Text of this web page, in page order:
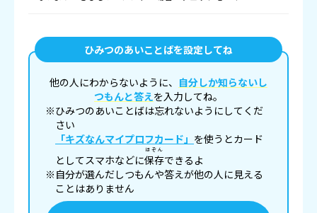
ひみつのあいことばを設定してね
他の人にわからないように、 自分しか知らないし
つもんと答えを入力してね。
※ひみつのあいことばは忘れないようにしてくだ
さい
「キズなんマイプロフカード」 を使うとカード
としてスマホなどに保存
ほぞん
できるよ
※自分が選んだしつもんや答えが他の人に見える
ことはありません